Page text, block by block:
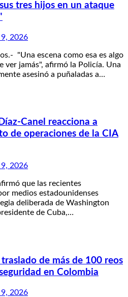
tres hijos en un ataque
2026
"Una escena como esa es algo
ver jamás", afirmó la Policía. Una
asesinó a puñaladas a…
Canel reacciona a
de operaciones de la CIA
2026
que las recientes
medios estadounidenses
deliberada de Washington
de Cuba,…
de más de 100 reos
en Colombia
2026